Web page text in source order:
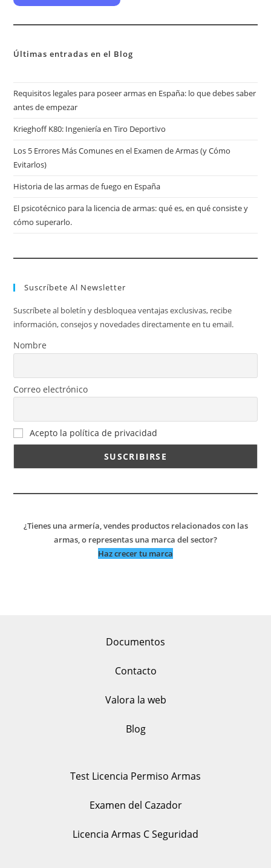
Últimas entradas en el Blog
Requisitos legales para poseer armas en España: lo que debes saber
antes de empezar
Krieghoff K80: Ingeniería en Tiro Deportivo
Los 5 Errores Más Comunes en el Examen de Armas (y Cómo
Evitarlos)
Historia de las armas de fuego en España
El psicotécnico para la licencia de armas: qué es, en qué consiste y
cómo superarlo.
Suscríbete Al Newsletter
Suscríbete al boletín y desbloquea ventajas exclusivas, recibe
información, consejos y novedades directamente en tu email.
Nombre
Correo electrónico
Acepto la política de privacidad
¿Tienes una armería, vendes productos relacionados con las
armas, o representas una marca del sector?
Haz crecer tu marca
Documentos
Contacto
Valora la web
Blog
Test Licencia Permiso Armas
Examen del Cazador
Licencia Armas C Seguridad